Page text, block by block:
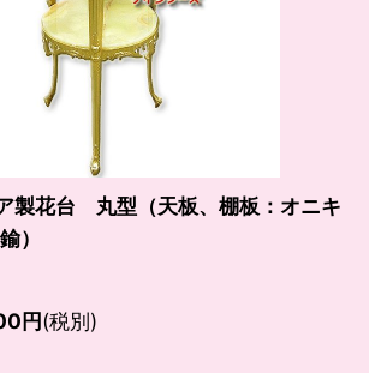
製花台 丸型（天板、棚板：オニキ
）
円(税別)